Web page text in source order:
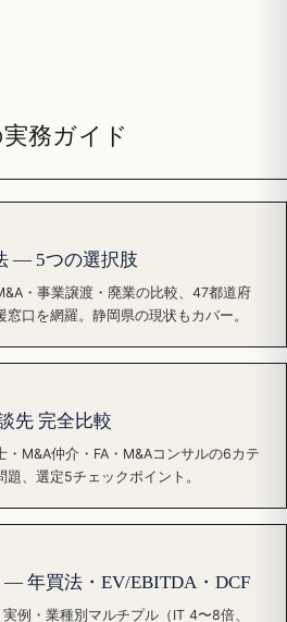
務ガイド
— 5つの選択肢
・事業譲渡・廃業の比較、47都道府
口を網羅。静岡県の現状もカバー。
先 完全比較
M&A仲介・FA・M&Aコンサルの6カテ
、選定5チェックポイント。
年買法・EV/EBITDA・DCF
例・業種別マルチプル（IT 4〜8倍、